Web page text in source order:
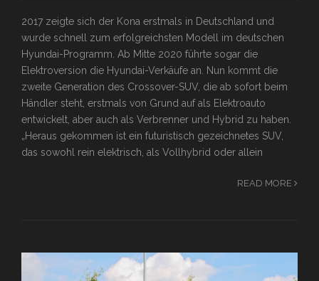
2017 zeigte sich der Kona erstmals in Deutschland und
wurde schnell zum erfolgreichsten Modell im deutschen
Hyundai-Programm. Ab Mitte 2020 führte sogar die
Elektroversion die Hyundai-Verkäufe an. Nun kommt die
zweite Generation des Crossover-SUV, die ab sofort beim
Händler steht, erstmals von Grund auf als Elektroauto
entwickelt, aber auch als Verbrenner und Hybrid zu haben.
„Heraus gekommen ist ein futuristisch gezeichnetes SUV,
das sowohl rein elektrisch, als Vollhybrid oder allein
READ MORE